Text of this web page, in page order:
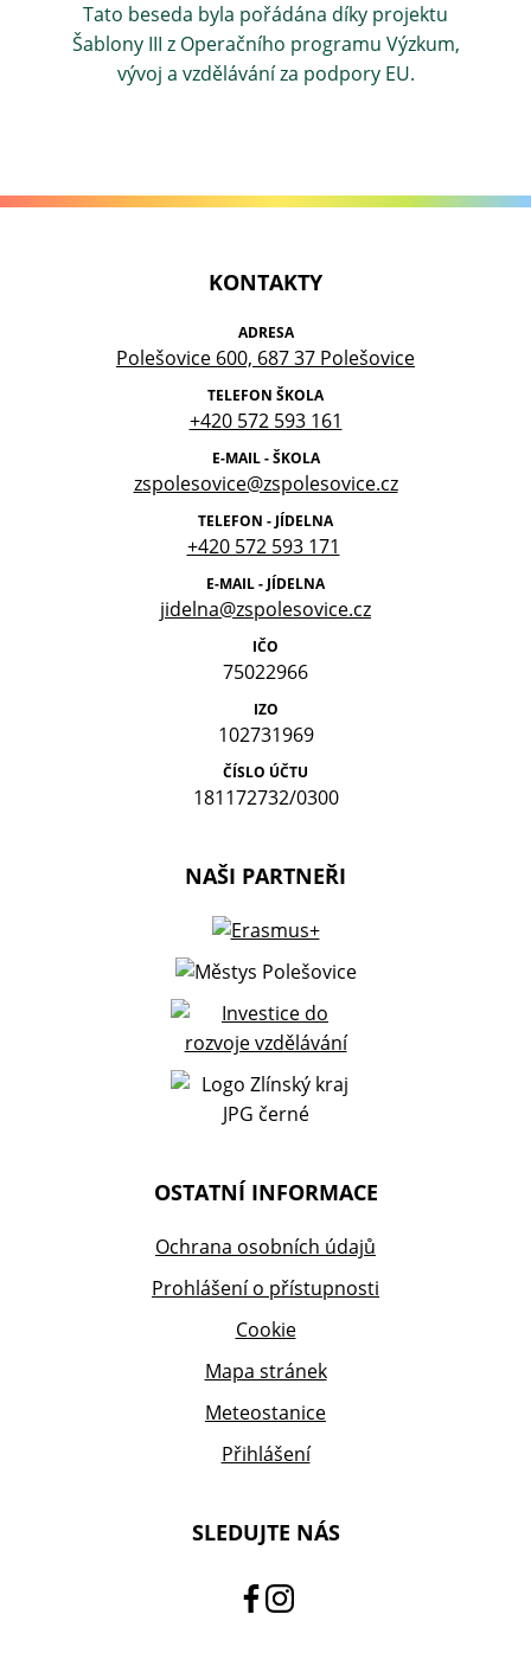
Tato beseda byla pořádána díky projektu
Šablony III z Operačního programu Výzkum,
vývoj a vzdělávání za podpory EU.
KONTAKTY
ADRESA
Polešovice 600, 687 37 Polešovice
TELEFON ŠKOLA
+420 572 593 161
E-MAIL - ŠKOLA
zspolesovice@zspolesovice.cz
TELEFON - JÍDELNA
+420 572 593 171
E-MAIL - JÍDELNA
jidelna@zspolesovice.cz
IČO
75022966
IZO
102731969
ČÍSLO ÚČTU
181172732/0300
NAŠI PARTNEŘI
OSTATNÍ INFORMACE
Ochrana osobních údajů
Prohlášení o přístupnosti
Cookie
Mapa stránek
Meteostanice
Přihlášení
SLEDUJTE NÁS